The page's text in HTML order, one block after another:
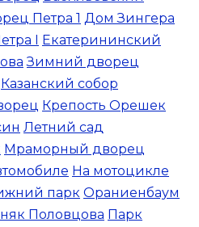
Петра 1 Дом Зингера
I Екатерининский
Зимний дворец
Казанский собор
Крепость Орешек
Летний сад
Мраморный дворец
На мотоцикле
парк Ораниенбаум
Половцова Парк